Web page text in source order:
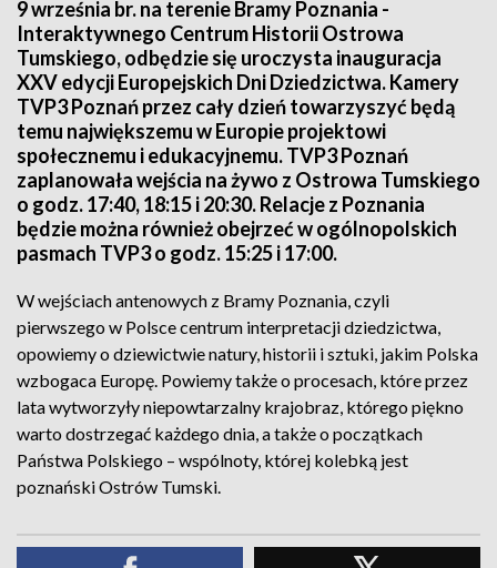
9 września br. na terenie Bramy Poznania -
Interaktywnego Centrum Historii Ostrowa
Tumskiego, odbędzie się uroczysta inauguracja
XXV edycji Europejskich Dni Dziedzictwa. Kamery
TVP3 Poznań przez cały dzień towarzyszyć będą
temu największemu w Europie projektowi
społecznemu i edukacyjnemu. TVP3 Poznań
zaplanowała wejścia na żywo z Ostrowa Tumskiego
o godz. 17:40, 18:15 i 20:30. Relacje z Poznania
będzie można również obejrzeć w ogólnopolskich
pasmach TVP3 o godz. 15:25 i 17:00.
W wejściach antenowych z Bramy Poznania, czyli
pierwszego w Polsce centrum interpretacji dziedzictwa,
opowiemy o dziewictwie natury, historii i sztuki, jakim Polska
wzbogaca Europę. Powiemy także o procesach, które przez
lata wytworzyły niepowtarzalny krajobraz, którego piękno
warto dostrzegać każdego dnia, a także o początkach
Państwa Polskiego – wspólnoty, której kolebką jest
poznański Ostrów Tumski.